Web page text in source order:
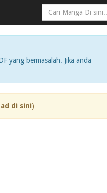
yang bermasalah. Jika anda
di sini)